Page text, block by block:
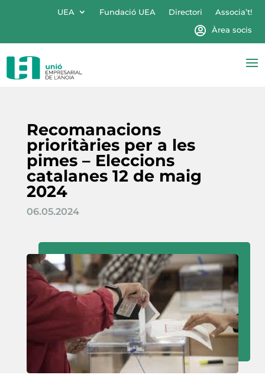
UEA Fundació UEA Directori
Associa’t!
Àrea socis
Recomanacions
prioritàries per a les
pimes – Eleccions
catalanes 12 de maig
2024
06.05.2024